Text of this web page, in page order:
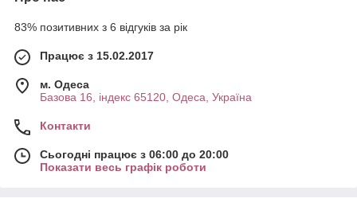
83% позитивних з 6 відгуків за рік
Працює з 15.02.2017
м. Одеса
Базова 16, індекс 65120, Одеса, Україна
Контакти
Сьогодні працює з 06:00 до 20:00
Показати весь графік роботи